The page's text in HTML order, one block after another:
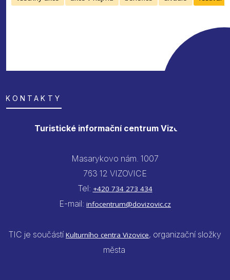
KONTAKTY
Turistické informační centrum Vizovice
Masarykovo nám. 1007
763 12 VIZOVICE
Tel: +420 734 273 434
E-mail: infocentrum@dovizovic.cz
TIC je součástí Kulturního centra Vizovice, organizační složky
města